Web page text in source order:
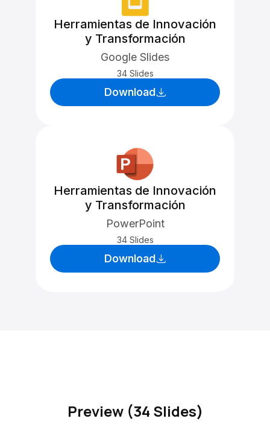
Herramientas de Innovación
y Transformación
Google Slides
34 Slides
Download
Herramientas de Innovación
y Transformación
PowerPoint
34 Slides
Download
Preview (34 Slides)